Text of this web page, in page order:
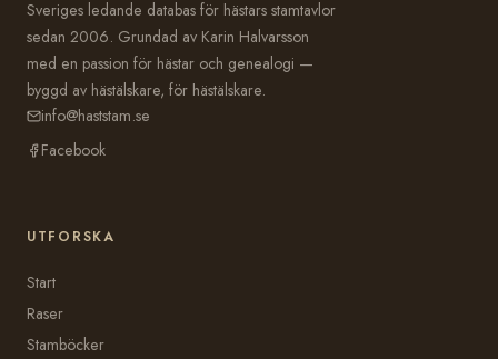
Sveriges ledande databas för hästars stamtavlor
sedan 2006. Grundad av Karin Halvarsson
med en passion för hästar och genealogi —
byggd av hästälskare, för hästälskare.
info@haststam.se
Facebook
UTFORSKA
Start
Raser
Stamböcker